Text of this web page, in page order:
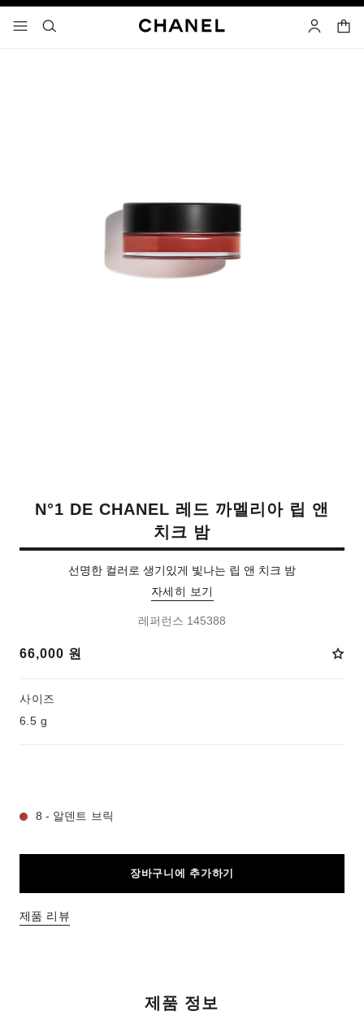
메뉴 - 기본 탐색
- 네비게이션
검색 마이 페
장바
N°1 DE CHANEL 레드 까멜리아 립 앤
치크 밤
선명한 컬러로 ​생기있게 빛나는 립 앤 치크 밤​
자세히 보기
레퍼런스 145388
66,000 원
사이즈
6.5 g
8 - 알덴트 브릭
장바구니에 추가하기
제품 리뷰
제품 정보